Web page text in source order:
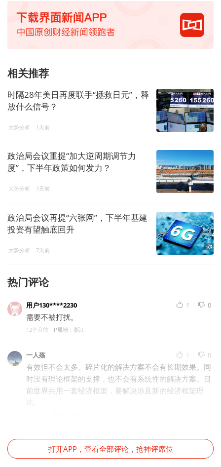
相关推荐
时隔28年美日再度联手“拯救日元”，释
放什么信号？
大势分析 1天前
政治局会议重提“加大逆周期调节力
度”，下半年政策如何发力？
大势分析 7天前
政治局会议再提“六张网”，下半年基建
投资有望触底回升
大势分析 7天前
热门评论
用户130****2230 1 0
需要不被打扰。
12个月前 IP属地：浙江
一人殇 1 0
有效但不会太多。碎片化的解决方案不会有长期效果。同
时没有理论框架的支撑，也不会有系统性的解决方案。目
前世界共用一套经济框架，要解决涉及新的经济框架理
论。
打开APP，查看全部评论，抢神评席位